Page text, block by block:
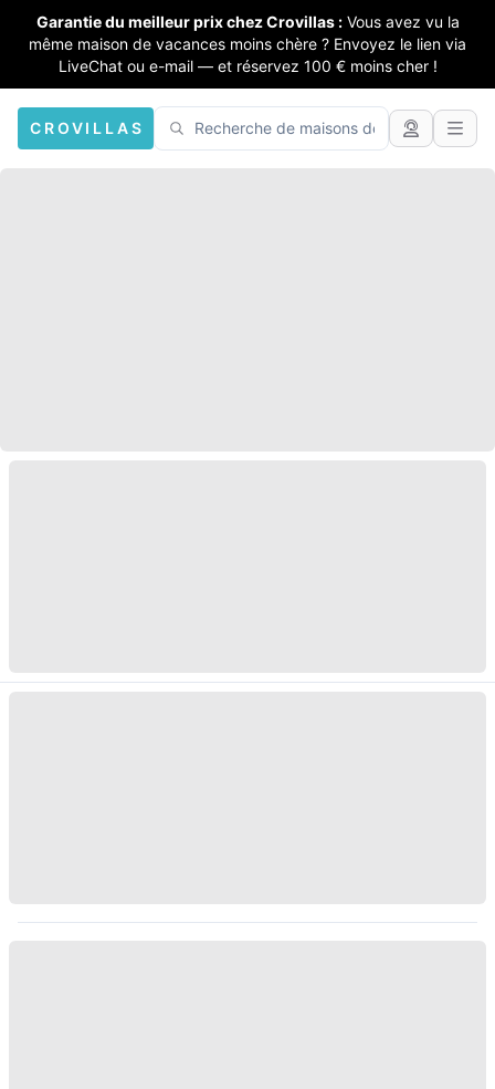
Garantie du meilleur prix chez Crovillas : Vous avez vu la
même maison de vacances moins chère ? Envoyez le lien via
LiveChat ou e-mail — et réservez 100 € moins cher !
CROVILLAS